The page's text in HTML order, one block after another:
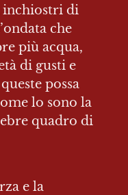
inchiostri di
che
più acqua,
di gusti e
possa
lo sono la
quadro di
e la